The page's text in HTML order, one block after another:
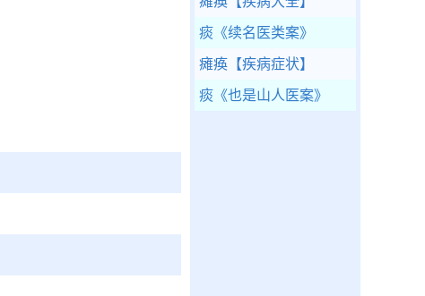
痰 《续名医类案》
瘫痪 【疾病症状】
痰 《也是山人医案》